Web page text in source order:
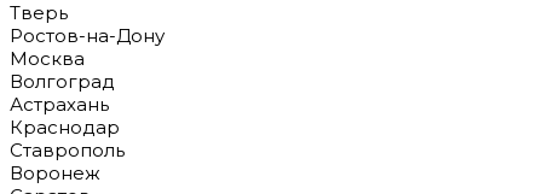
Тверь
Ростов-на-Дону
Москва
Волгоград
Астрахань
Краснодар
Ставрополь
Воронеж